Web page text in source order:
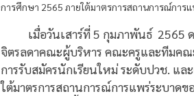
การศึกษา 2565 ภายใต้มาตรการสถานการณ์การ
เมื่อวันเสาร์ที่ 5 กุมภาพันธ์ 2565 ดร.
จิตรลดาคณะผู้บริหาร คณะครูและทีมคณ
การรับสมัครนักเรียนใหม่ ระดับปวช. แล
ใต้มาตรการสถานการณ์การแพร่ระบาด